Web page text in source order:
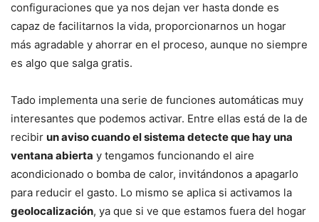
configuraciones que ya nos dejan ver hasta donde es
capaz de facilitarnos la vida, proporcionarnos un hogar
más agradable y ahorrar en el proceso, aunque no siempre
es algo que salga gratis.
Tado implementa una serie de funciones automáticas muy
interesantes que podemos activar. Entre ellas está de la de
recibir un aviso cuando el sistema detecte que hay una
ventana abierta y tengamos funcionando el aire
acondicionado o bomba de calor, invitándonos a apagarlo
para reducir el gasto. Lo mismo se aplica si activamos la
geolocalización, ya que si ve que estamos fuera del hogar